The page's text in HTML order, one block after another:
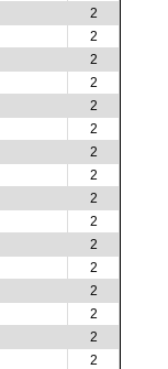
2
2
2
2
2
2
2
2
2
2
2
2
2
2
2
2